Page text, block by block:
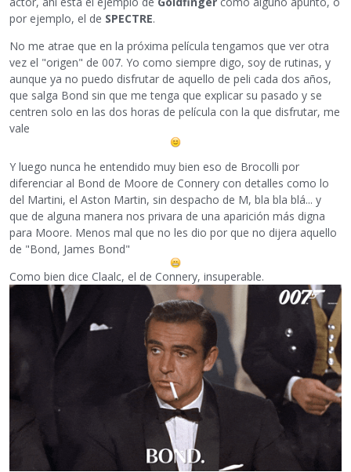
por ejemplo, el de SPECTRE.
No me atrae que en la próxima película tengamos que ver otra
vez el "origen" de 007. Yo como siempre digo, soy de rutinas, y
aunque ya no puedo disfrutar de aquello de peli cada dos años,
que salga Bond sin que me tenga que explicar su pasado y se
centren solo en las dos horas de película con la que disfrutar, me
vale
Y luego nunca he entendido muy bien eso de Brocolli por
diferenciar al Bond de Moore de Connery con detalles como lo
del Martini, el Aston Martin, sin despacho de M, bla bla blá... y
que de alguna manera nos privara de una aparición más digna
para Moore. Menos mal que no les dio por que no dijera aquello
de "Bond, James Bond"
Como bien dice Claalc, el de Connery, insuperable.